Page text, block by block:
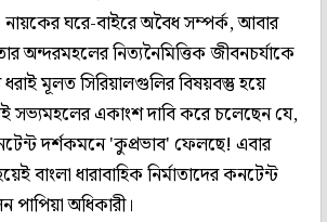
ঘরে-বাইরে অবৈধ সম্পর্ক, আবার
নিত্যনৈমিত্তিক জীবনচর্যাকে
মূলত সিরিয়ালগুলির বিষয়বস্তু হয়ে
সভ্যমহলের একাংশ দাবি করে চলেছেন যে,
দর্শকমনে 'কুপ্রভাব' ফেলছে! এবার
বাংলা ধারাবাহিক নির্মাতাদের কনটেন্ট
পাপিয়া অধিকারী।